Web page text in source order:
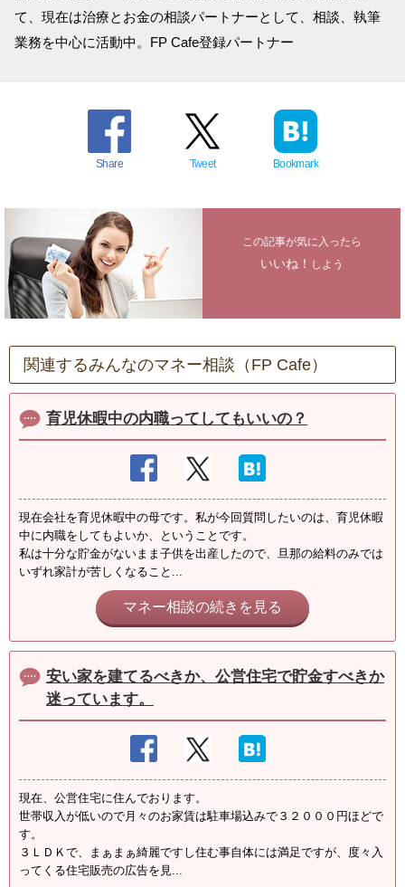
て、現在は治療とお金の相談パートナーとして、相談、執筆
業務を中心に活動中。FP Cafe登録パートナー
Share Tweet Bookmark
この記事が気に入ったら
いいね！ しよう
関連するみんなのマネー相談（FP Cafe）
育児休暇中の内職ってしてもいいの？
現在会社を育児休暇中の母です。私が今回質問したいのは、育児休暇
中に内職をしてもよいか、ということです。
私は十分な貯金がないまま子供を出産したので、旦那の給料のみでは
いずれ家計が苦しくなること...
マネー相談の続きを見る
安い家を建てるべきか、公営住宅で貯金すべきか
迷っています。
現在、公営住宅に住んでおります。
世帯収入が低いので月々のお家賃は駐車場込みで３２０００円ほどで
す。
３ＬＤＫで、まぁまぁ綺麗ですし住む事自体には満足ですが、度々入
ってくる住宅販売の広告を見...